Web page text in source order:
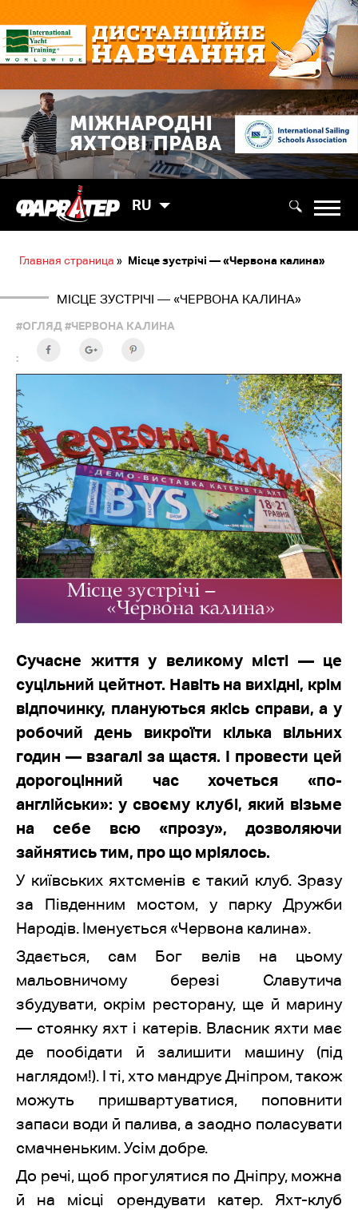
RU
Главная страница » Місце зустрічі — «Червона калина»
МІСЦЕ ЗУСТРІЧІ — «ЧЕРВОНА КАЛИНА»
#ОГЛЯД#ЧЕРВОНА КАЛИНА
:
Сучасне життя у великому місті — це
суцільний цейтнот. Навіть на вихідні, крім
відпочинку, плануються якісь справи, а у
робочий день викроїти кілька вільних
годин — взагалі за щастя. І провести цей
дорогоцінний час хочеться «по-
англійськи»: у своєму клубі, який візьме
на себе всю «прозу», дозволяючи
зайнятись тим, про що мріялось.
У київських яхтсменів є такий клуб. Зразу
за Південним мостом, у парку Дружби
Народів. Іменується «Червона калина».
Здається, сам Бог велів на цьому
мальовничому березі Славутича
збудувати, окрім ресторану, ще й марину
— стоянку яхт і катерів. Власник яхти має
де пообідати й залишити машину (під
наглядом!). І ті, хто мандрує Дніпром, також
можуть пришвартуватися, поповнити
запаси води й палива, а заодно поласувати
смачненьким. Усім добре.
До речі, щоб прогулятися по Дніпру, можна
й на місці орендувати катер. Яхт-клуб